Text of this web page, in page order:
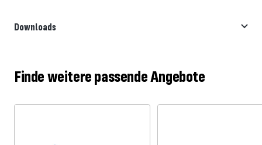
Downloads
Finde weitere passende Angebote